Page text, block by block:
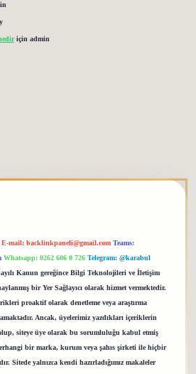
için admin
E-mail: backlinkpaneli@gmail.com Teams:
Whatsapp: 0262 606 0 726 Telegram: @karabul
Kanun gereğince Bilgi Teknolojileri ve İletişim
bir Yer Sağlayıcı olarak hizmet vermektedir.
proaktif olarak denetleme veya araştırma
Ancak, üyelerimiz yazdıkları içeriklerin
siteye üye olarak bu sorumluluğu kabul etmiş
bir marka, kurum veya şahıs şirketi ile hiçbir
Sitede yalnızca kendi hazırladığımız makaleler